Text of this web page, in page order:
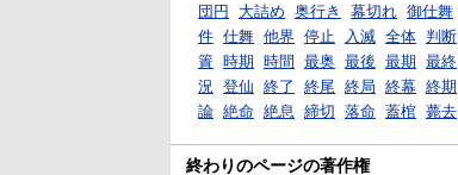
団円
大詰め 奥行き 幕切れ 御仕舞
件 仕舞 他界 停止 入滅 全体 判断
簀 時期 時間 最奥 最後 最期 最終
況
登仙 終了 終尾 終局 終幕 終期
論 絶命 絶息 締切 落命 蓋棺 薨去
終わりのページの著作権